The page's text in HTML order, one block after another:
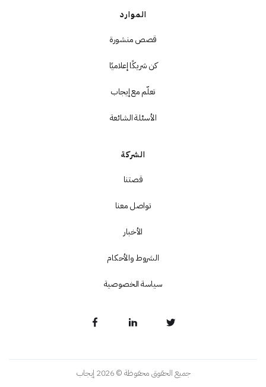
الموارد
قصص منشورة
كن شريكًا إعلاميًا
تعلّم مع إيجاب
الأسئلة الشائعة
الشركة
قصتنا
تواصل معنا
الأخبار
الشروط والأحكام
سياسة الخصوصية
جميع الحقوق محفوظة © 2026 إيجاب